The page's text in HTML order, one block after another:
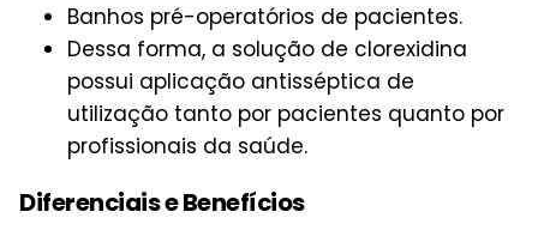
Banhos pré-operatórios de pacientes.
Dessa forma, a solução de clorexidina
possui aplicação antisséptica de
utilização tanto por pacientes quanto por
profissionais da saúde.
Diferenciais e Benefícios